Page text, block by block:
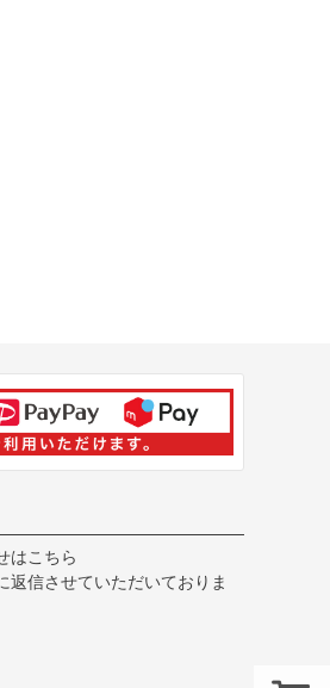
はこちら
返信させていただいておりま